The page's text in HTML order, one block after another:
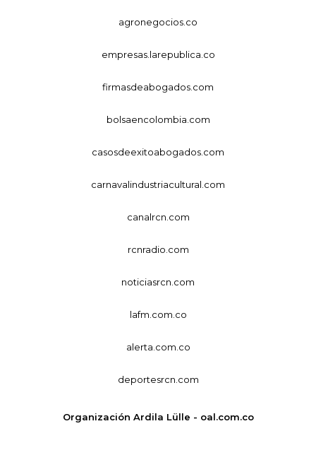
agronegocios.co
empresas.larepublica.co
firmasdeabogados.com
bolsaencolombia.com
casosdeexitoabogados.com
carnavalindustriacultural.com
canalrcn.com
rcnradio.com
noticiasrcn.com
lafm.com.co
alerta.com.co
deportesrcn.com
Organización Ardila Lülle - oal.com.co